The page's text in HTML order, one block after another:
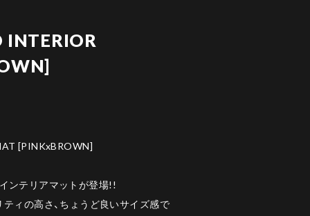
INTERIOR
[PINKxBROWN]
ンテリアマットが登場!!
ィの高さ、ちょうど良いサイズ感で